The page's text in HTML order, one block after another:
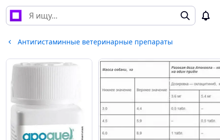
Антигистаминные ветеринарные препараты